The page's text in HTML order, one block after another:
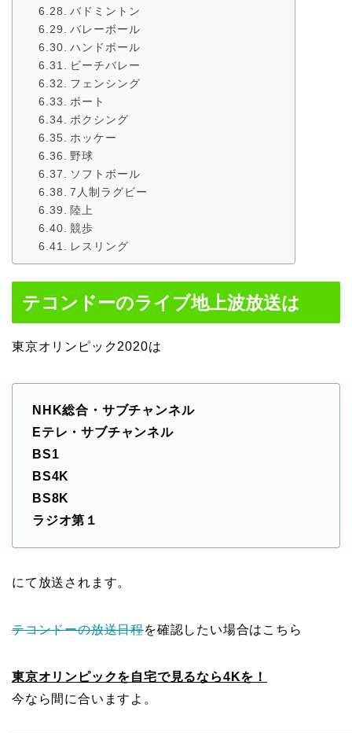
バドミントン
バレーボール
ハンドボール
ビーチバレー
フェンシング
ボート
ボクシング
ホッケー
野球
ソフトボール
7人制ラグビー
陸上
競歩
レスリング
テコンドーのライブ地上波放送は
東京オリンピック2020は
NHK総合・サブチャンネル
Eテレ・サブチャンネル
BS1
BS4K
BS8K
ラジオ第１
にて放送されます。
テコンドーの放送日程を確認したい場合はこちら
東京オリンピックを自宅で見るなら4Kを！
今なら間に合いますよ。